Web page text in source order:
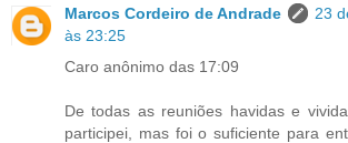
Marcos Cordeiro de Andrade
23
às 23:25
Caro anônimo das 17:09
De todas as reuniões havidas e
participei, mas foi o suficiente para